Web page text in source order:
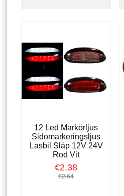
12 Led Markörljus
Sidomarkeringsljus
Lasbil Släp 12V 24V
Rod Vit
€2.38
€2.64